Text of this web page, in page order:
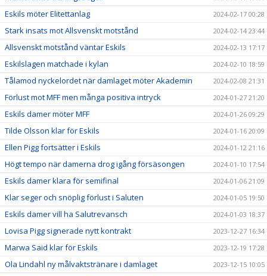
Eskils möter Elitettanlag 2024-02-17 00:28
Stark insats mot Allsvenskt motstånd 2024-02-14 23:44
Allsvenskt motstånd väntar Eskils 2024-02-13 17:17
Eskilslagen matchade i kylan 2024-02-10 18:59
Tålamod nyckelordet när damlaget möter Akademin 2024-02-08 21:31
Förlust mot MFF men många positiva intryck 2024-01-27 21:20
Eskils damer möter MFF 2024-01-26 09:29
Tilde Olsson klar för Eskils 2024-01-16 20:09
Ellen Pigg fortsätter i Eskils 2024-01-12 21:16
Högt tempo när damerna drog igång försäsongen 2024-01-10 17:54
Eskils damer klara för semifinal 2024-01-06 21:09
Klar seger och snöplig förlust i Saluten 2024-01-05 19:50
Eskils damer vill ha Salutrevansch 2024-01-03 18:37
Lovisa Pigg signerade nytt kontrakt 2023-12-27 16:34
Marwa Said klar för Eskils 2023-12-19 17:28
Ola Lindahl ny målvaktstränare i damlaget 2023-12-15 10:05